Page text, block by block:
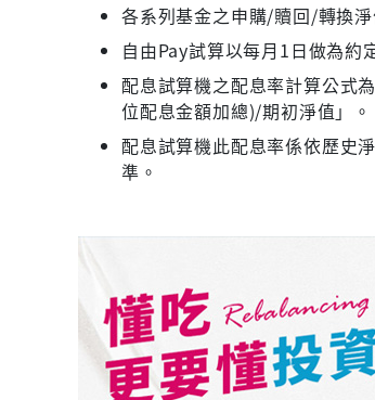
各系列基金之申購/贖回/轉換
自由Pay試算以每月1日做為約
配息試算機之配息率計算公式
位配息金額加總)/期初淨值」。
配息試算機此配息率係依歷史
準。